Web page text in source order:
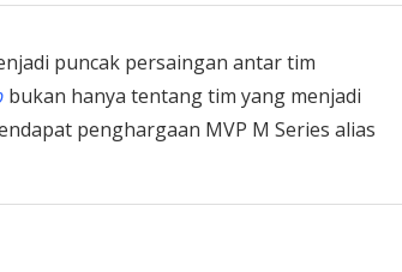
puncak persaingan antar tim
bukan hanya tentang tim yang menjadi
penghargaan MVP M Series alias